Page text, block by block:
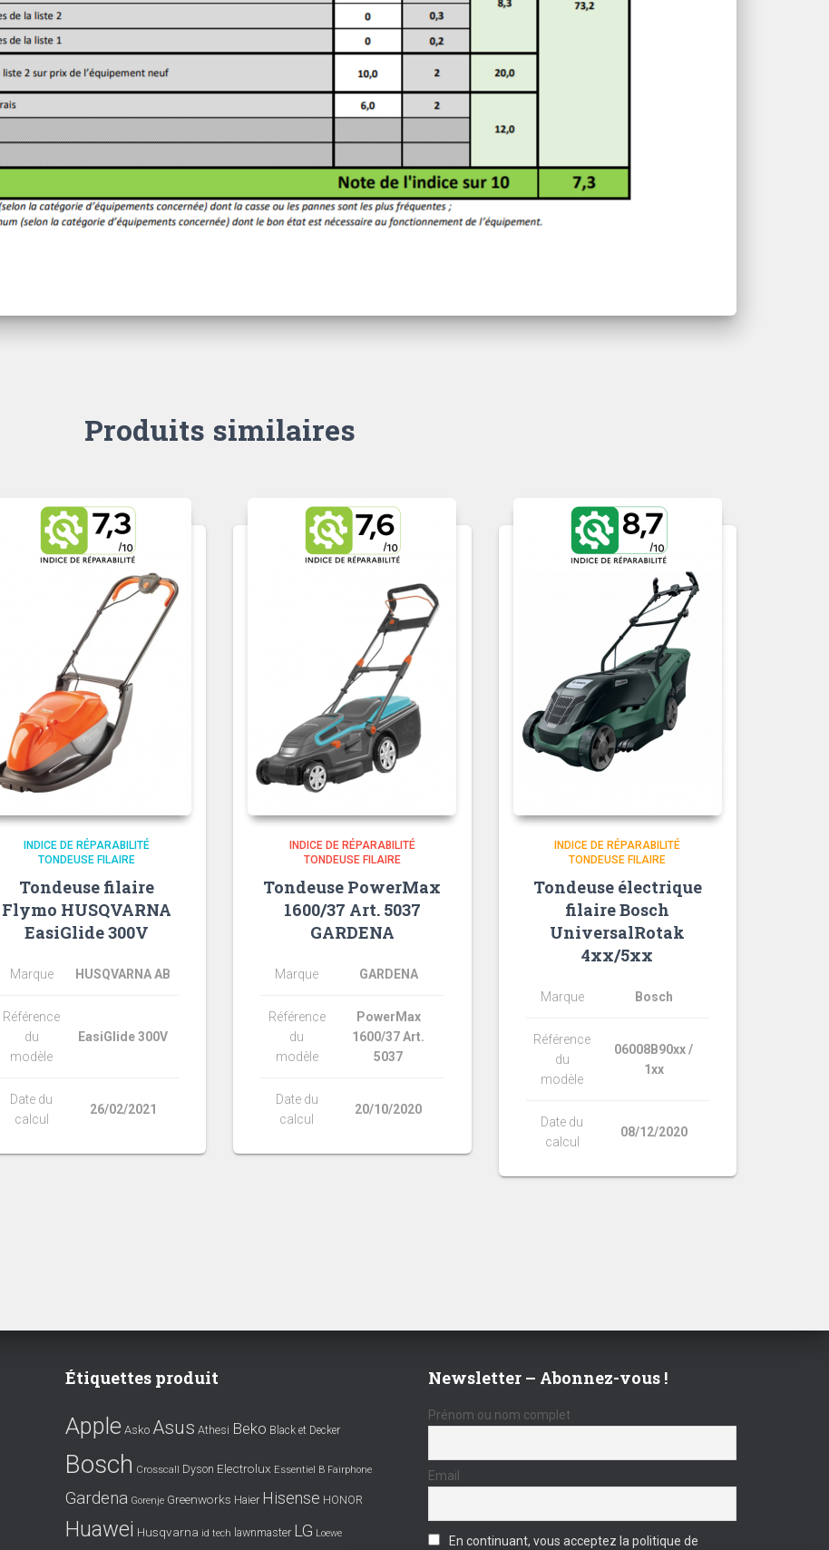
Produits similaires
INDICE DE RÉPARABILITÉ
TONDEUSE FILAIRE
Tondeuse filaire
Flymo HUSQVARNA
EasiGlide 300V
Marque HUSQVARNA AB
Référence
du
modèle
EasiGlide 300V
Date du
calcul
26/02/2021
INDICE DE RÉPARABILITÉ
TONDEUSE FILAIRE
Tondeuse PowerMax
1600/37 Art. 5037
GARDENA
Marque GARDENA
Référence
du
modèle
PowerMax
1600/37 Art.
5037
Date du
calcul
20/10/2020
INDICE DE RÉPARABILITÉ
TONDEUSE FILAIRE
Tondeuse électrique
filaire Bosch
UniversalRotak
4xx/5xx
Marque Bosch
Référence
du
modèle
06008B90xx /
1xx
Date du
calcul
08/12/2020
Étiquettes produit
Apple Asko Asus Athesi Beko Black et Decker
Bosch Crosscall Dyson Electrolux Essentiel B Fairphone
Gardena Gorenje Greenworks Haier Hisense HONOR
Huawei Husqvarna id tech lawnmaster LG Loewe
Newsletter – Abonnez-vous !
Prénom ou nom complet
Email
En continuant, vous acceptez la politique de